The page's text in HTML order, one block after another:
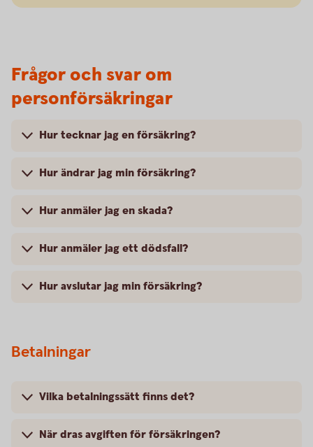
Frågor och svar om
personförsäkringar
Hur tecknar jag en försäkring?
Hur ändrar jag min försäkring?
Hur anmäler jag en skada?
Hur anmäler jag ett dödsfall?
Hur avslutar jag min försäkring?
Betalningar
Vilka betalningssätt finns det?
När dras avgiften för försäkringen?